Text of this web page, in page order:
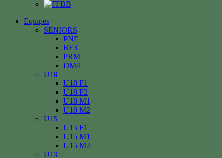
Equipes
SENIORS
PNF
RF3
PRM
DM4
U18
U18 F1
U18 F2
U18 M1
U18 M2
U15
U15 F1
U15 M1
U15 M2
U13